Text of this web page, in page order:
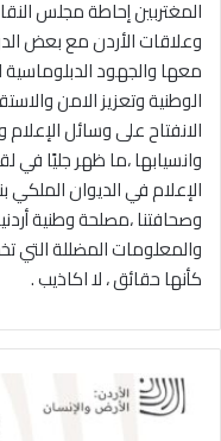
المغتربين إحاطة مجلس
وعلاقات الأردن مع بعض
معها والجهود
الوطنية وتعزيز الامن
الانفتاح على وسائل
وانسيابها ،ما ظهر جليًا في
الإعلام في الديوان الملكي
وصحافتنا ،مصلحة وطنية
والمعلومات المضللة التي
كأنها حقائق ، لا اكاذيب .